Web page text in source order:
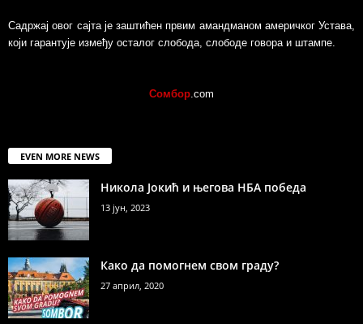
Садржај овог сајта је заштићен првим амандманом америчког Устава,
који гарантује између осталог слобода, слободе говора и штампе.
Сомбор .com
EVEN MORE NEWS
Никола Јокић и његова НБА победа
13 јун, 2023
Како да помогнем свом граду?
27 април, 2020